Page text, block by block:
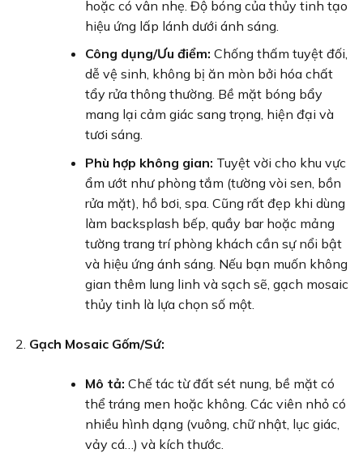
hoặc có vân nhẹ. Độ bóng của thủy tinh tạo
hiệu ứng lấp lánh dưới ánh sáng.
Công dụng/Ưu điểm: Chống thấm tuyệt đối,
dễ vệ sinh, không bị ăn mòn bởi hóa chất
tẩy rửa thông thường. Bề mặt bóng bẩy
mang lại cảm giác sang trọng, hiện đại và
tươi sáng.
Phù hợp không gian: Tuyệt vời cho khu vực
ẩm ướt như phòng tắm (tường vòi sen, bồn
rửa mặt), hồ bơi, spa. Cũng rất đẹp khi dùng
làm backsplash bếp, quầy bar hoặc mảng
tường trang trí phòng khách cần sự nổi bật
và hiệu ứng ánh sáng. Nếu bạn muốn không
gian thêm lung linh và sạch sẽ, gạch mosaic
thủy tinh là lựa chọn số một.
Gạch Mosaic Gốm/Sứ:
Mô tả: Chế tác từ đất sét nung, bề mặt có
thể tráng men hoặc không. Các viên nhỏ có
nhiều hình dạng (vuông, chữ nhật, lục giác,
vảy cá…) và kích thước.